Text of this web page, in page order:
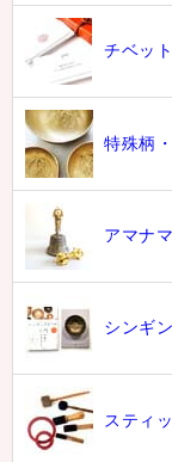
チベッ
特殊柄
アマナ
シンギ
スティ